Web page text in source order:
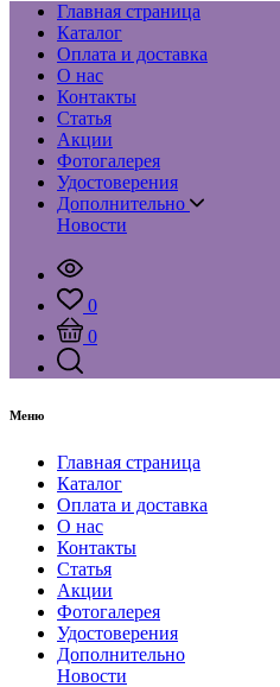
Главная страница
Каталог
Оплата и доставка
О нас
Контакты
Статья
Акции
Фотогалерея
Удостоверения
Дополнительно
Новости
0
0
Меню
Главная страница
Каталог
Оплата и доставка
О нас
Контакты
Статья
Акции
Фотогалерея
Удостоверения
Дополнительно
Новости